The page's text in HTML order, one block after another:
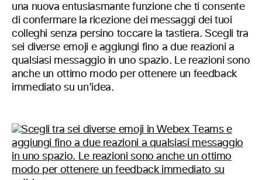
una nuova entusiasmante funzione che ti consente
di confermare la ricezione dei messaggi dei tuoi
colleghi senza persino toccare la tastiera. Scegli tra
sei diverse emoji e aggiungi fino a due reazioni a
qualsiasi messaggio in uno spazio. Le reazioni sono
anche un ottimo modo per ottenere un feedback
immediato su un’idea.